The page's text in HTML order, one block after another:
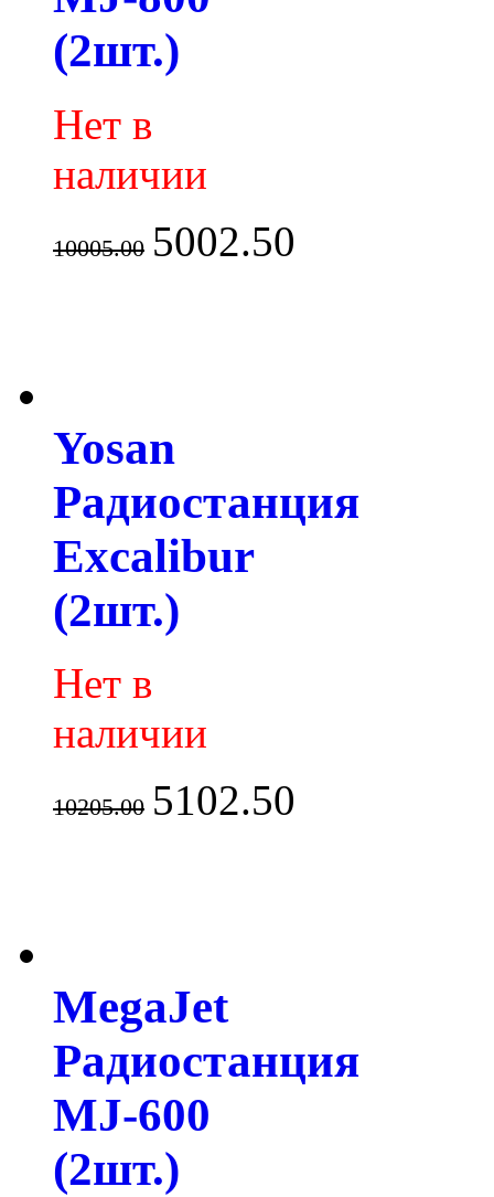
(2шт.)
Нет в
наличии
10005.00 5002.50
Yosan
Радиостанция
Excalibur
(2шт.)
Нет в
наличии
10205.00 5102.50
MegaJet
Радиостанция
MJ-600
(2шт.)